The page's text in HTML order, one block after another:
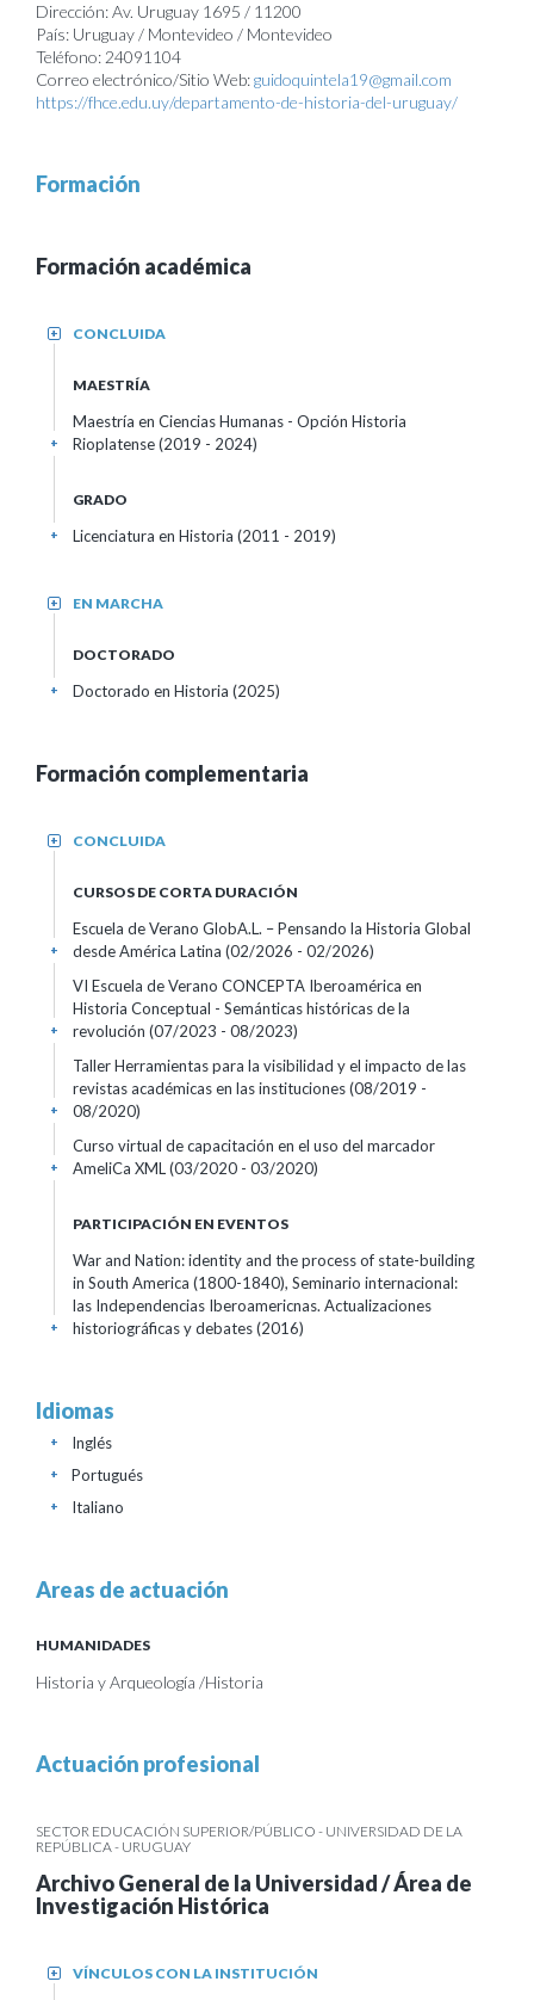
Dirección: Av. Uruguay 1695 / 11200
País: Uruguay / Montevideo / Montevideo
Teléfono: 24091104
Correo electrónico/Sitio Web:guidoquintela19@gmail.com
https://fhce.edu.uy/departamento-de-historia-del-uruguay/
Formación
Formación académica
CONCLUIDA
+
MAESTRÍA
Maestría en Ciencias Humanas - Opción Historia
Rioplatense (2019 - 2024)
+
GRADO
Licenciatura en Historia (2011 - 2019)
+
EN MARCHA
+
DOCTORADO
Doctorado en Historia (2025)
+
Formación complementaria
CONCLUIDA
+
CURSOS DE CORTA DURACIÓN
Escuela de Verano GlobA.L. – Pensando la Historia Global
desde América Latina (02/2026 - 02/2026)
+
VI Escuela de Verano CONCEPTA Iberoamérica en
Historia Conceptual - Semánticas históricas de la
revolución (07/2023 - 08/2023)
+
Taller Herramientas para la visibilidad y el impacto de las
revistas académicas en las instituciones(08/2019 -
08/2020)
+
Curso virtual de capacitación en el uso del marcador
AmeliCa XML(03/2020 - 03/2020)
+
PARTICIPACIÓN EN EVENTOS
War and Nation: identity and the process of state-building
in South America (1800-1840), Seminario internacional:
las Independencias Iberoamericnas. Actualizaciones
historiográficas y debates(2016)
+
Idiomas
Inglés
+
Portugués
+
Italiano
+
Areas de actuación
HUMANIDADES
Historia y Arqueología /Historia
Actuación profesional
SECTOR EDUCACIÓN SUPERIOR/PÚBLICO - UNIVERSIDAD DE LA
REPÚBLICA - URUGUAY
Archivo General de la Universidad / Área de
Investigación Histórica
VÍNCULOS CON LA INSTITUCIÓN
+